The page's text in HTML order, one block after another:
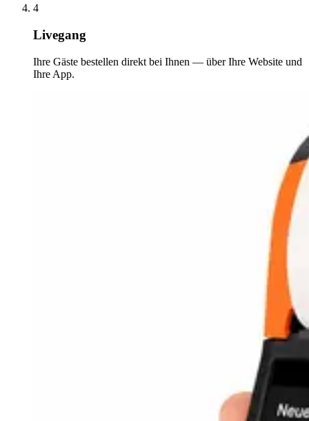
4
Livegang
Ihre Gäste bestellen direkt bei Ihnen — über Ihre Website und
Ihre App.